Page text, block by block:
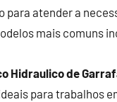
para atender a
mais comuns
Hidraulico de
para trabalhos